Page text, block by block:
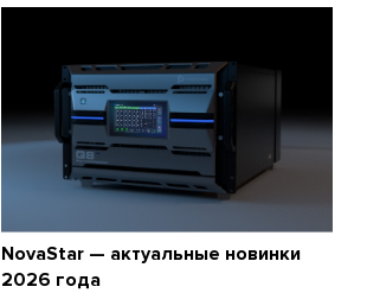
NovaStar — актуальные новинки
2026 года